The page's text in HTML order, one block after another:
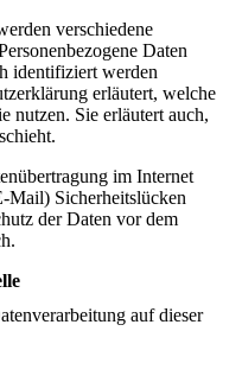
verschiedene
Daten
identifiziert werden
erläutert, welche
nutzen. Sie erläutert auch,
im Internet
Mail) Sicherheitslücken
der Daten vor dem
auf dieser